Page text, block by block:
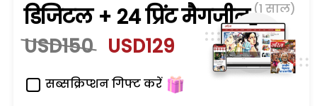
डिजिटल + 24 प्रिंट मैगजीन (1 साल)
USD150 USD129
सब्सक्रिप्शन गिफ्ट करें